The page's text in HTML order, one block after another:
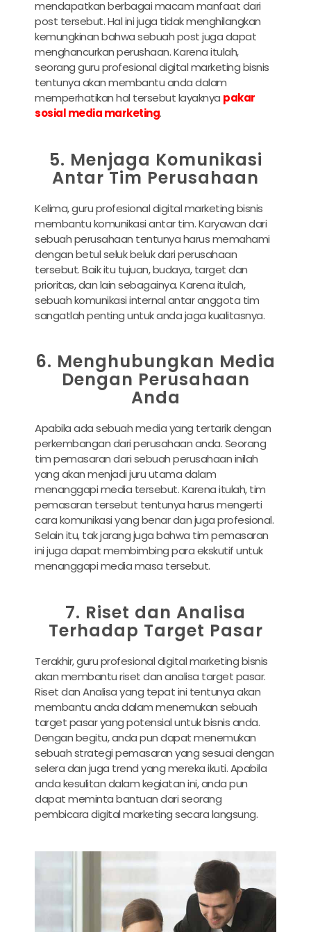
mendapatkan berbagai macam manfaat dari
post tersebut. Hal ini juga tidak menghilangkan
kemungkinan bahwa sebuah post juga dapat
menghancurkan perushaan. Karena itulah,
seorang guru profesional digital marketing bisnis
tentunya akan membantu anda dalam
memperhatikan hal tersebut layaknya pakar
sosial media marketing.
5. Menjaga Komunikasi
Antar Tim Perusahaan
Kelima, guru profesional digital marketing bisnis
membantu komunikasi antar tim. Karyawan dari
sebuah perusahaan tentunya harus memahami
dengan betul seluk beluk dari perusahaan
tersebut. Baik itu tujuan, budaya, target dan
prioritas, dan lain sebagainya. Karena itulah,
sebuah komunikasi internal antar anggota tim
sangatlah penting untuk anda jaga kualitasnya.
6. Menghubungkan Media
Dengan Perusahaan
Anda
Apabila ada sebuah media yang tertarik dengan
perkembangan dari perusahaan anda. Seorang
tim pemasaran dari sebuah perusahaan inilah
yang akan menjadi juru utama dalam
menanggapi media tersebut. Karena itulah, tim
pemasaran tersebut tentunya harus mengerti
cara komunikasi yang benar dan juga profesional.
Selain itu, tak jarang juga bahwa tim pemasaran
ini juga dapat membimbing para ekskutif untuk
menanggapi media masa tersebut.
7. Riset dan Analisa
Terhadap Target Pasar
Terakhir, guru profesional digital marketing bisnis
akan membantu riset dan analisa target pasar.
Riset dan Analisa yang tepat ini tentunya akan
membantu anda dalam menemukan sebuah
target pasar yang potensial untuk bisnis anda.
Dengan begitu, anda pun dapat menemukan
sebuah strategi pemasaran yang sesuai dengan
selera dan juga trend yang mereka ikuti. Apabila
anda kesulitan dalam kegiatan ini, anda pun
dapat meminta bantuan dari seorang
pembicara digital marketing secara langsung.